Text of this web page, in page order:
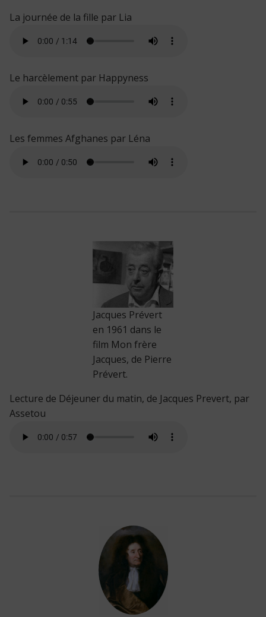
La journée de la fille par Lia
Le harcèlement par Happyness
Les femmes Afghanes par Léna
Jacques Prévert
en 1961 dans le
film Mon frère
Jacques, de Pierre
Prévert.
Lecture de Déjeuner du matin, de Jacques Prevert, par
Assetou